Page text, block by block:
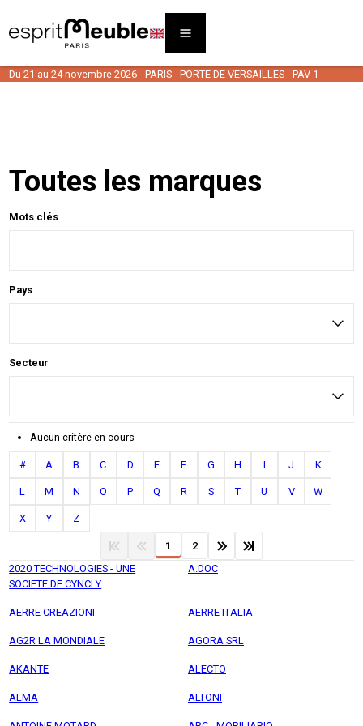
Du 21 au 24 novembre 2026 - PARIS - PORTE DE VERSAILLES - PAV 1
Toutes les marques
Mots clés
Pays
Secteur
Aucun critère en cours
# A B C D E F G H I J K
L M N O P Q R S T U V W
X Y Z
1
2
2020 TECHNOLOGIES - UNE
SOCIETE DE CYNCLY
A.DOC
AERRE CREAZIONI AERRE ITALIA
AG2R LA MONDIALE AGORA SRL
AKANTE ALECTO
ALMA ALTONI